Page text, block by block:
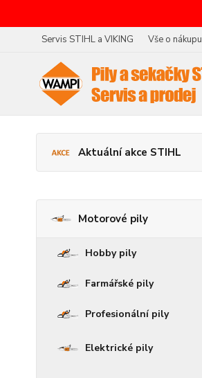
Servis STIHL a VIKING Vše o nákupu
Aktuální akce STIHL
Motorové pily
Hobby pily
Farmářské pily
Profesionální pily
Elektrické pily